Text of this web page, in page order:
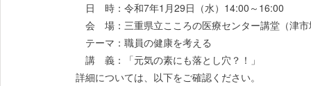
日 時：令和7年1月29日（水）14:00～16:00
会 場：三重県立こころの医療センター講堂（津市
テーマ：職員の健康を考える
講 義：「元気の素にも落とし穴？！」
詳細については、以下をご確認ください。